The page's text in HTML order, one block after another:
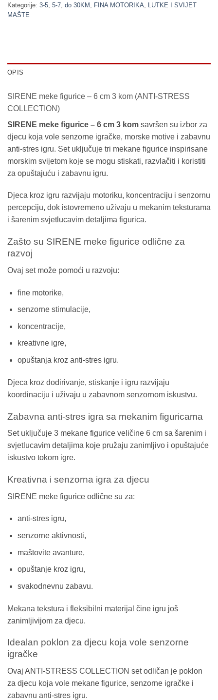
Kategorije: 3-5 5-7 do 30KM FINA MOTORIKA
LUTKE I SVIJET
MAŠTE
OPIS
SIRENE meke figurice – 6 cm 3 kom (ANTI-STRESS
COLLECTION)
SIRENE meke figurice – 6 cm 3 kom savršen su izbor za
djecu koja vole senzorne igračke, morske motive i zabavnu
anti-stres igru. Set uključuje tri mekane figurice inspirisane
morskim svijetom koje se mogu stiskati, razvlačiti i koristiti
za opuštajuću i zabavnu igru.
Djeca kroz igru razvijaju motoriku, koncentraciju i senzornu
percepciju, dok istovremeno uživaju u mekanim teksturama
i šarenim svjetlucavim detaljima figurica.
Zašto su SIRENE meke figurice odlične za
razvoj
Ovaj set može pomoći u razvoju:
fine motorike,
senzorne stimulacije,
koncentracije,
kreativne igre,
opuštanja kroz anti-stres igru.
Djeca kroz dodirivanje, stiskanje i igru razvijaju
koordinaciju i uživaju u zabavnom senzornom iskustvu.
Zabavna anti-stres igra sa mekanim figuricama
Set uključuje 3 mekane figurice veličine 6 cm sa šarenim i
svjetlucavim detaljima koje pružaju zanimljivo i opuštajuće
iskustvo tokom igre.
Kreativna i senzorna igra za djecu
SIRENE meke figurice odlične su za:
anti-stres igru,
senzorne aktivnosti,
maštovite avanture,
opuštanje kroz igru,
svakodnevnu zabavu.
Mekana tekstura i fleksibilni materijal čine igru još
zanimljivijom za djecu.
Idealan poklon za djecu koja vole senzorne
igračke
Ovaj ANTI-STRESS COLLECTION set odličan je poklon
za djecu koja vole mekane figurice, senzorne igračke i
zabavnu anti-stres igru.